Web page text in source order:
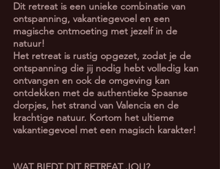
Dit retreat is een unieke combinatie van
ontspanning, vakantiegevoel en een
magische ontmoeting met jezelf in de
natuur!
Het retreat is rustig opgezet, zodat je de
ontspanning die jij nodig hebt volledig kan
ontvangen en ook de omgeving kan
ontdekken met de authentieke Spaanse
dorpjes, het strand van Valencia en de
krachtige natuur. Kortom het ultieme
vakantiegevoel met een magisch karakter!